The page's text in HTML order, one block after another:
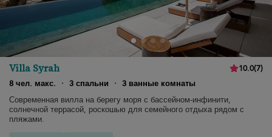
Villa Syrah 10.0(7)
8 чел. макс.
· 3 спальни · 3 ванные комнаты
Современная вилла на берегу моря с бассейном-инфинити,
солнечной террасой, роскошью для семейного отдыха рядом с
пляжами.